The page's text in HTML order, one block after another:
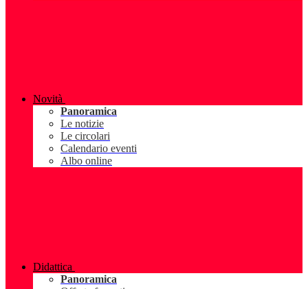
Novità
Panoramica
Le notizie
Le circolari
Calendario eventi
Albo online
Didattica
Panoramica